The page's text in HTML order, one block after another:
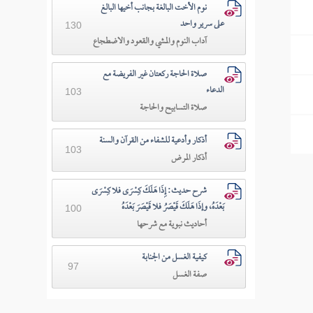
نوم الأخت البالغة بجانب أخيها البالغ
على سرير واحد
آداب النوم والمشي والقعود والاضطجاع
130
صلاة الحاجة ركعتان غير الفريضة مع
الدعاء
صلاة التسابيح والحاجة
103
أذكار وأدعية للشفاء من القرآن والسنة
أذكار المرض
103
شرح حديث: إِذَا هَلَكَ كِسْرَى فلا كِسْرَى
بَعْدَهُ، وإذَا هَلَكَ قَيْصَرُ فلا قَيْصَرَ بَعْدَهُ
أحاديث نبوية مع شرحها
100
كيفية الغسل من الجنابة
صفة الغسل
97